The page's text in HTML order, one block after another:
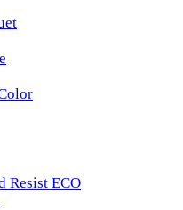
Resist ECO